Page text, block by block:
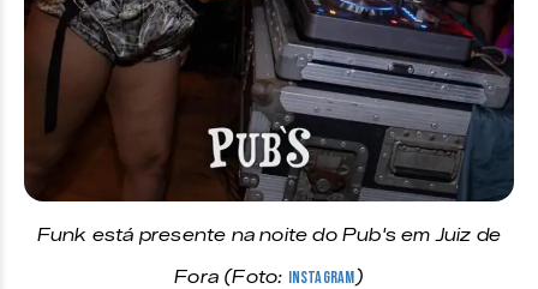
Funk está presente na noite do Pub's em Juiz de
Fora (Foto: Instagram)